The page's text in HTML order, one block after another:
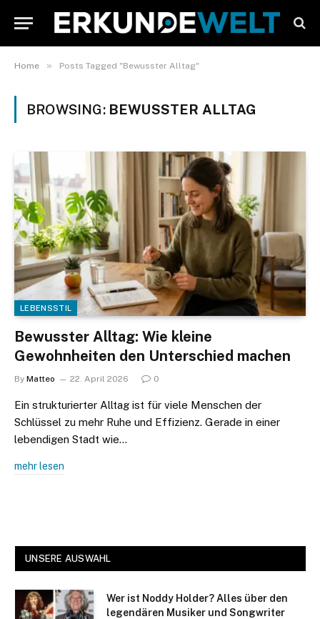
Home » Posts Tagged "Bewusster Alltag"
BROWSING: BEWUSSTER ALLTAG
LEBENSSTIL
Bewusster Alltag: Wie kleine
Gewohnheiten den Unterschied machen
By Matteo 22. April 2026 0
Ein strukturierter Alltag ist für viele Menschen der
Schlüssel zu mehr Ruhe und Effizienz. Gerade in einer
lebendigen Stadt wie…
mehr lesen
UNSERE AUSWAHL
Wer ist Noddy Holder? Alles über den
legendären Musiker und Songwriter